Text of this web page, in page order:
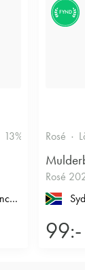
13% Friskt &
Provence , Côtes de
FYND
Rosé
Rosé
99:-